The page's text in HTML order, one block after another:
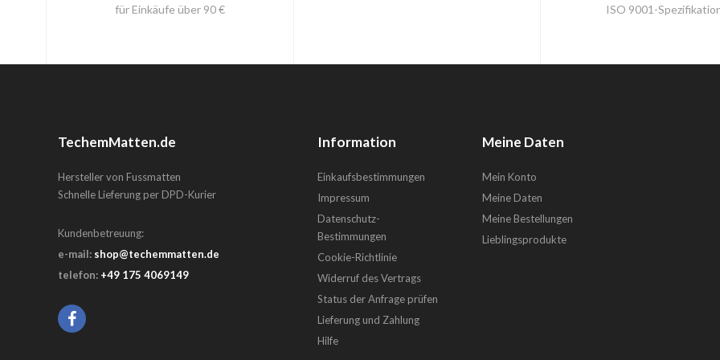
für Einkäufe über 90 € ISO 9001-
TechemMatten.de
Hersteller von Fussmatten
Schnelle Lieferung per DPD-Kurier
Kundenbetreuung:
e-mail: shop@techemmatten.de
telefon: +49 175 4069149
Information
Einkaufsbestimmungen
Impressum
Datenschutz-
Bestimmungen
Cookie-Richtlinie
Widerruf des Vertrags
Status der Anfrage prüfen
Lieferung und Zahlung
Hilfe
Meine Daten
Mein Konto
Meine Daten
Meine Bestellungen
Lieblingsprodukte